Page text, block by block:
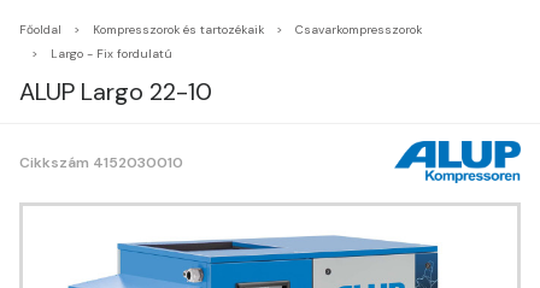
Főoldal Kompresszorok és tartozékaik
Csavarkompresszorok
Largo - Fix fordulatú
ALUP Largo 22-10
Cikkszám 4152030010